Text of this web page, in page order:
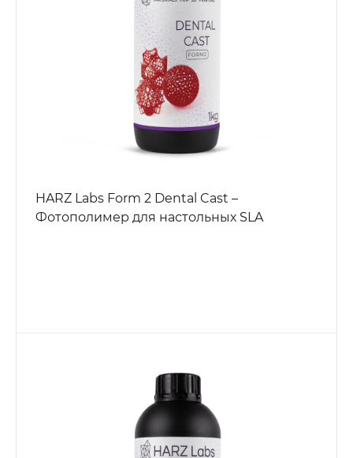
HARZ Labs Form 2 Dental Cast –
Фотополимер для настольных SLA